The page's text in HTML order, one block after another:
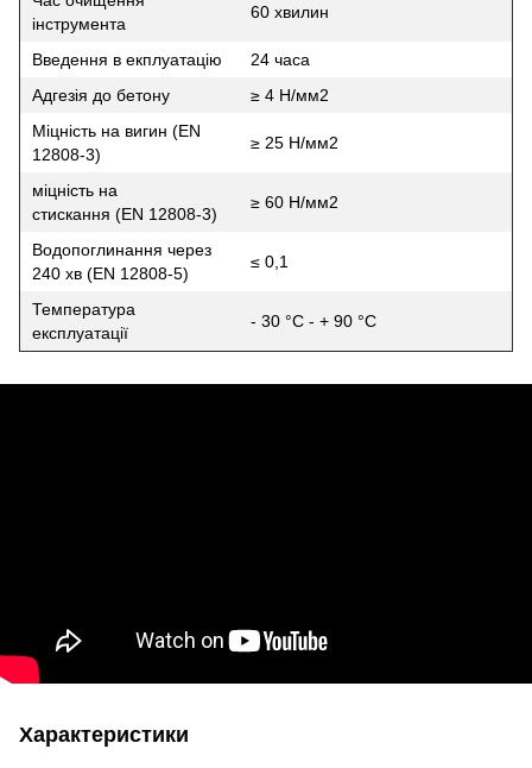
інструмента
60 хвилин
Введення в екплуатацію
24 часа
Адгезія до бетону
≥ 4 Н/мм2
Міцність на вигин (EN
12808-3)
≥ 25 Н/мм2
міцність на
стискання (EN 12808-3)
≥ 60 Н/мм2
Водопоглинання через
240 хв (EN 12808-5)
≤ 0,1
Температура
експлуатації
- 30 °C - + 90 °C
Характеристики